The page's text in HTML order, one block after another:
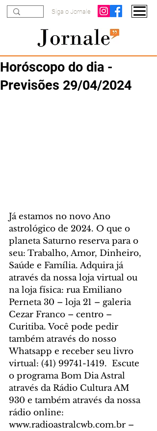
Siga o Jornale
Horóscopo do dia -
Previsões 29/04/2024
Já estamos no novo Ano
astrológico de 2024. O que o
planeta Saturno reserva para o
seu: Trabalho, Amor, Dinheiro,
Saúde e Família. Adquira já
através da nossa loja virtual ou
na loja física: rua Emiliano
Perneta 30 – loja 21 – galeria
Cezar Franco – centro –
Curitiba. Você pode pedir
também através do nosso
Whatsapp e receber seu livro
virtual: (41) 99741-1419.  Escute
o programa Bom Dia Astral
através da Rádio Cultura AM
930 e também através da nossa
rádio online:
www.radioastralcwb.com.br –